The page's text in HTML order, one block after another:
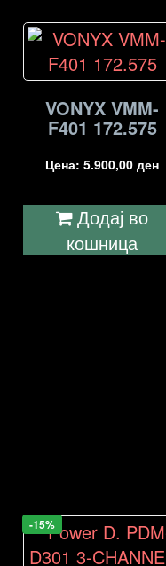
VONYX VMM-
F401 172.575
Цена:5.900,00ден
Додај во
кошница
-15%